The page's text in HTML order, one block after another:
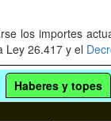
los importes
Ley 26.417 y el
Haberes y topes